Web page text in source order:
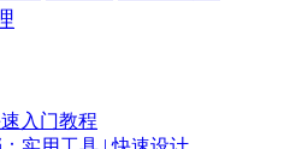
入门教程